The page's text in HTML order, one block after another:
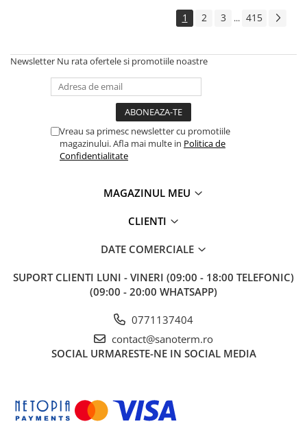
1 2 3 ... 415
Newsletter Nu rata ofertele si promotiile noastre
Vreau sa primesc newsletter cu promotiile
magazinului. Afla mai multe in Politica de
Confidentialitate
MAGAZINUL MEU
CLIENTI
DATE COMERCIALE
SUPORT CLIENTI LUNI - VINERI (09:00 - 18:00 TELEFONIC)
(09:00 - 20:00 WHATSAPP)
0771137404
contact@sanoterm.ro
SOCIAL URMARESTE-NE IN SOCIAL MEDIA